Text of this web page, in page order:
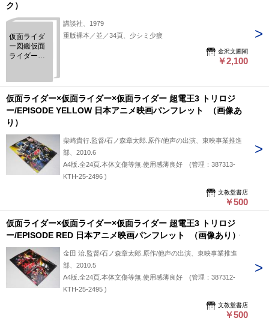
ク）
仮面ライダ
ー図鑑仮面
ライダー
ラーブッ
ク）
講談社、1979
重版裸本／並／34頁、少シミ少疲
金沢文圃閣
￥2,100
仮面ライダー×仮面ライダー×仮面ライダー 超電王3 トリロジ
ー/EPISODE YELLOW 日本アニメ映画パンフレット （画像あ
り）
柴崎貴行.監督/石ノ森章太郎.原作/他声の出演、東映事業推進
部、2010.6
A4版.全24頁.本体文傷等無.使用感薄良好 (管理：387313-
KTH-25-2496 )
文教堂書店
￥500
仮面ライダー×仮面ライダー×仮面ライダー 超電王3 トリロジ
ー/EPISODE RED 日本アニメ映画パンフレット （画像あり）
金田 治.監督/石ノ森章太郎.原作/他声の出演、東映事業推進
部、2010.5
A4版.全24頁.本体文傷等無.使用感薄良好 (管理：387312-
KTH-25-2495 )
文教堂書店
￥500